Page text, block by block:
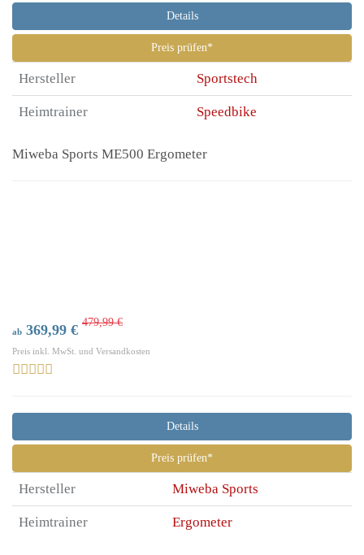
Details
Preis prüfen*
Hersteller Sportstech
Heimtrainer Speedbike
Miweba Sports ME500 Ergometer
ab 369,99 € 479,99 €
Preis inkl. MwSt. und Versandkosten
Details
Preis prüfen*
Hersteller Miweba Sports
Heimtrainer Ergometer